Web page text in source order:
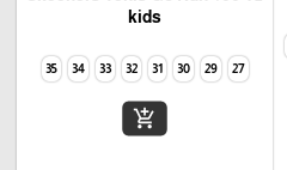
kids
27
29
30
31
32
33
34
35
add_shopping_cart